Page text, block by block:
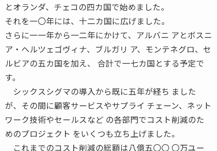
とオランダ、チェコの四カ国で始めました。
それを一〇年には、十二カ国に広げました。
さらに一一年から一二年にかけて、アルバニ アとボスニ
ア・ヘルツェゴヴィナ、ブルガリ ア、モンテネグロ、セ
ルビアの五カ国を加え、 合計で一七カ国とする予定で
す。
シックスシグマの導入から既に五年が経ち ました
が、その間に顧客サービスやサプライ チェーン、ネット
ワーク技術やセールスなど の各部門でコスト削減のた
めのプロジェクト をいくつも立ち上げました。
これまでのコスト削減の総額は八億五〇〇 〇万ユー